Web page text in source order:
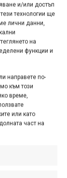
и/или достъп
технологии ще
лични данни,
на
функции и
направете по-
към този
време,
или като
част на
протектор за
система за
наречена No...
на
и